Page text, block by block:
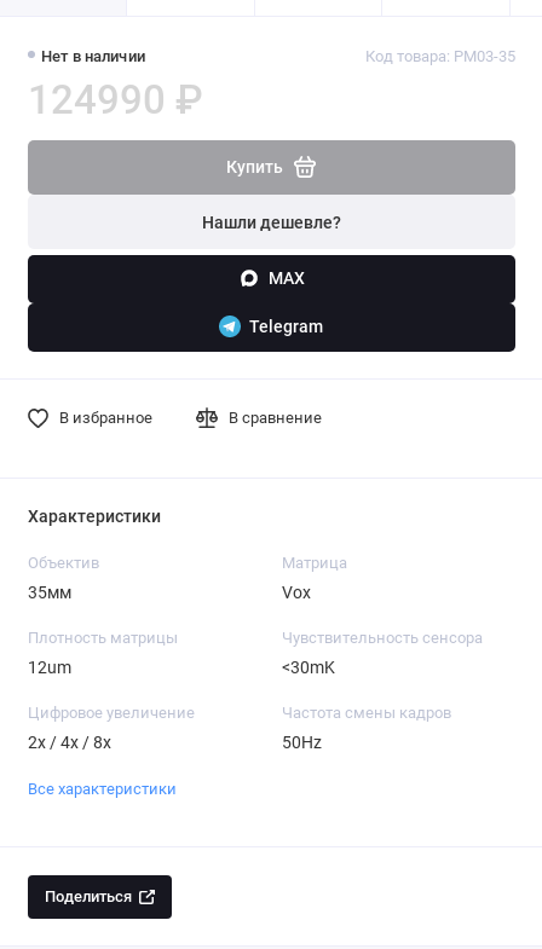
Нет в наличии Код товара: PM03-35
124990 ₽
Купить
Нашли дешевле?
MAX
Telegram
В избранное В сравнение
Характеристики
Объектив
35мм
Матрица
Vox
Плотность матрицы
12um
Чувствительность сенсора
<30mK
Цифровое увеличение
2x / 4x / 8x
Частота смены кадров
50Hz
Все характеристики
Поделиться